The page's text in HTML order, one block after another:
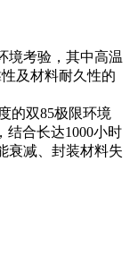
境考验，其中高温
及材料耐久性的
的双85极限环境
结合长达1000小时
衰减、封装材料失